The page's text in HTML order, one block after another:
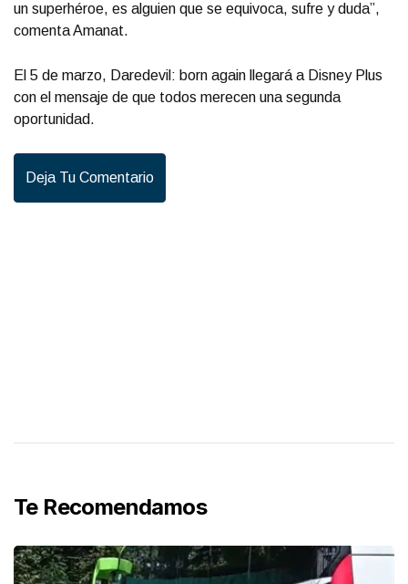
un superhéroe, es alguien que se equivoca, sufre y duda”,
comenta Amanat.
El 5 de marzo, Daredevil: born again llegará a Disney Plus
con el mensaje de que todos merecen una segunda
oportunidad.
Deja Tu Comentario
Te Recomendamos